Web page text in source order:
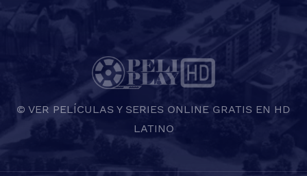
© VER PELÍCULAS Y SERIES ONLINE GRATIS EN HD
LATINO